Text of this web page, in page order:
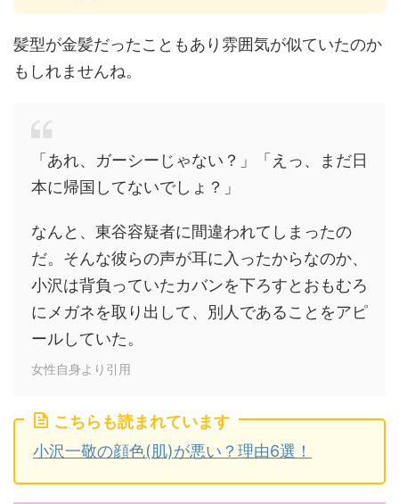
髪型が金髪だったこともあり雰囲気が似ていたのか
もしれませんね。
「あれ、ガーシーじゃない？」「えっ、まだ日
本に帰国してないでしょ？」
なんと、東谷容疑者に間違われてしまったの
だ。そんな彼らの声が耳に入ったからなのか、
小沢は背負っていたカバンを下ろすとおもむろ
にメガネを取り出して、別人であることをアピ
ールしていた。
女性自身より引用
こちらも読まれています
小沢一敬の顔色(肌)が悪い？理由6選！